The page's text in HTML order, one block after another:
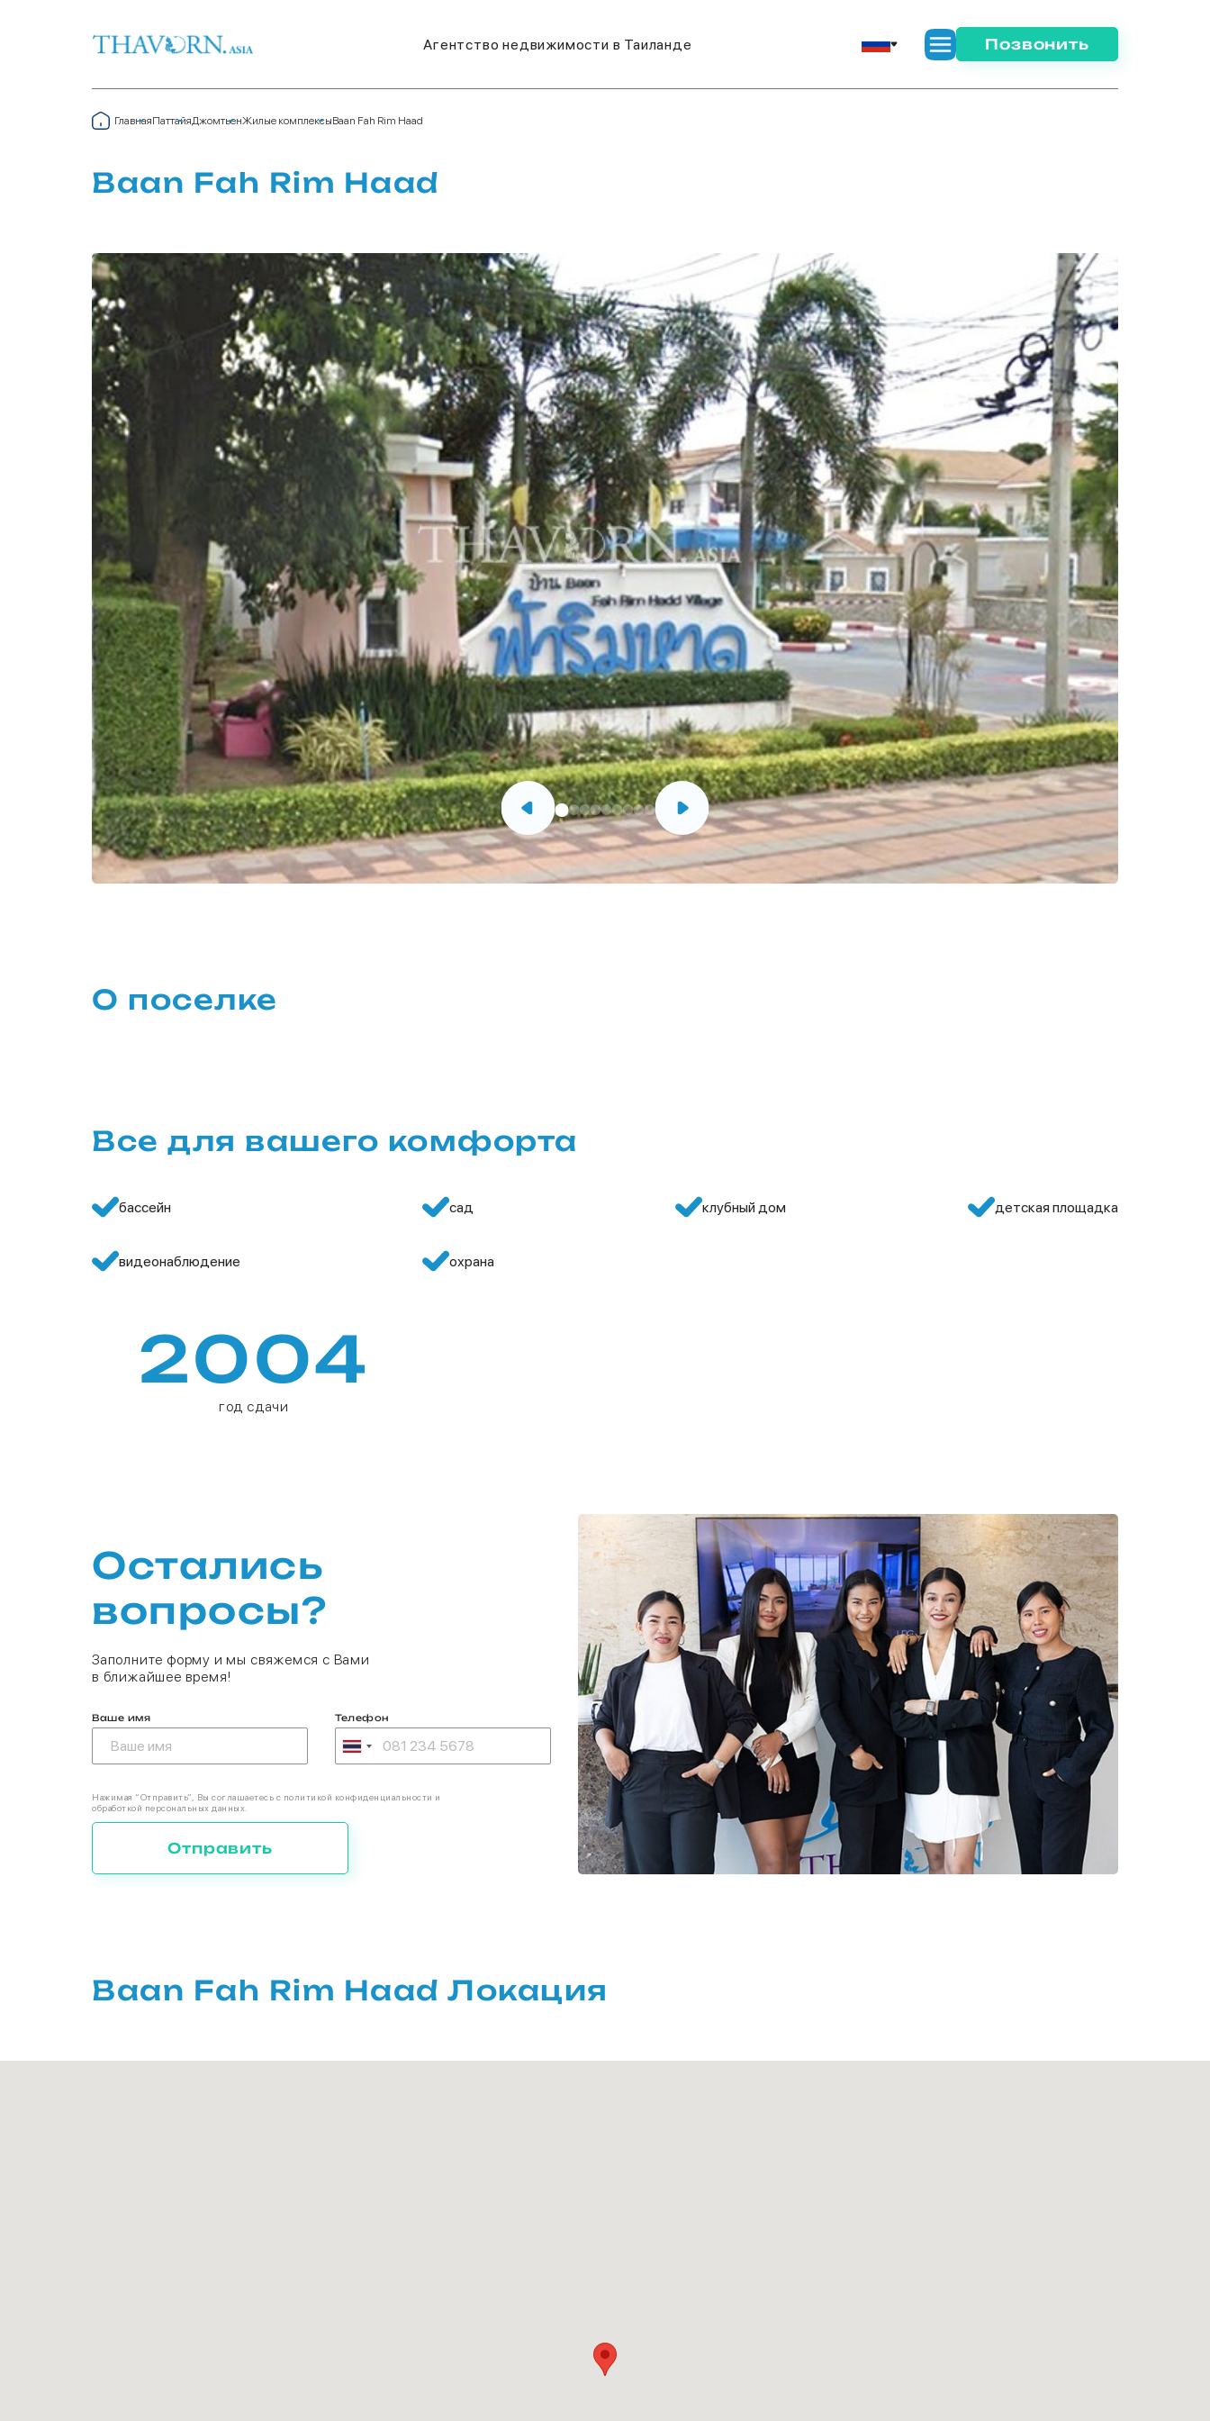
Агентство недвижимости в Таиланде Позвонить
ГлавнаяПаттайяДжомтьенЖилые комплексыBaan Fah Rim Haad
Baan Fah Rim Haad
О поселке
Все для вашего комфорта
бассейн сад клубный дом детская площадка
видеонаблюдение охрана
2004
год сдачи
Остались
вопросы?
Заполните форму и мы свяжемся с Вами
в ближайшее время!
Ваше имя Телефон
Нажимая “Отправить”, Вы соглашаетесь с политикой конфиденциальности и
обработкой персональных данных.
Отправить
Baan Fah Rim Haad Локация